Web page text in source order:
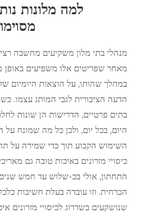
למה מלונות
מנהלי בתי מלון משקיעים מחשבה
מאחר שפריטים אלו משפיעים
במהלך שהותו, על הוצאות היומיום
הדעה הציבורית לגבי המותג עצמו.
בתים פרטיים, הדרישות הן שונות
היום, בכל יום, ולכן כל מה שמונח על
השימוש הקבוע תוך כדי שמירה על
כיסויי מזרונים באיכות טובה גם
התחתון, אולי בכ-שלוש עד חמש
הכרחית. וזו עובדה בעלת חשיבות
שנושקעים בשדרוג לכיסויי מזרונים